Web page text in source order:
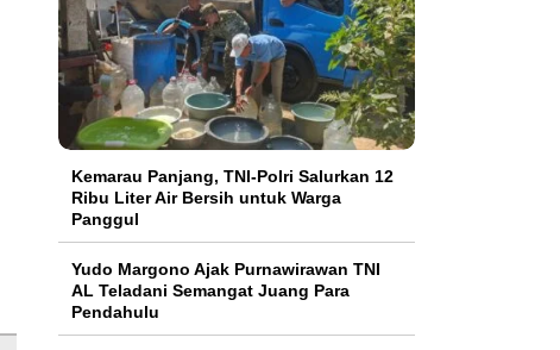
Kemarau Panjang, TNI-Polri Salurkan 12
Ribu Liter Air Bersih untuk Warga
Panggul
Yudo Margono Ajak Purnawirawan TNI
AL Teladani Semangat Juang Para
Pendahulu